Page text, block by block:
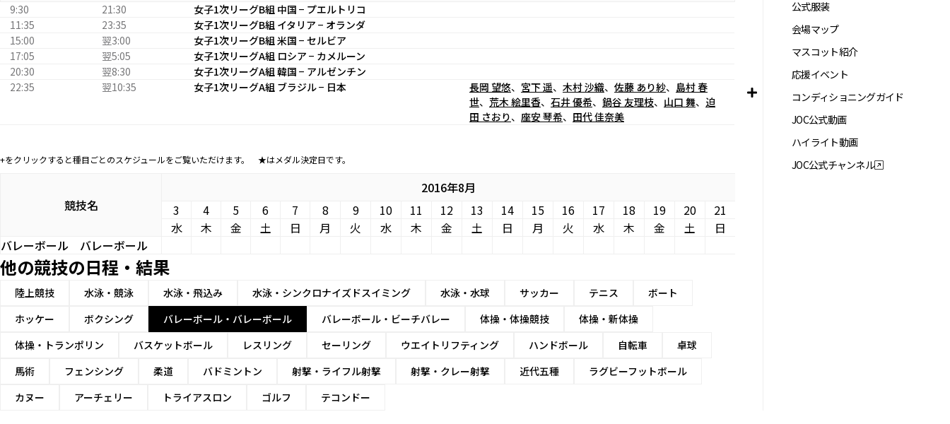
9:30
21:30
女子1次リーグB組 中国 − プエルトリコ
11:35
23:35
女子1次リーグB組 イタリア − オランダ
15:00
翌3:00
女子1次リーグB組 米国 − セルビア
17:05
翌5:05
女子1次リーグA組 ロシア − カメルーン
20:30
翌8:30
女子1次リーグA組 韓国 − アルゼンチン
22:35
翌10:35 女子1次リーグA組 ブラジル − 日本 長岡 望悠、 宮下 遥、 木村 沙織、 佐藤 あり紗、 島村 春
世、 荒木 絵里香、 石井 優希、 鍋谷 友理枝、 山口 舞、 迫
田 さおり、 座安 琴希、 田代 佳奈美
+をクリックすると種目ごとのスケジュールをご覧いただけます。 ★はメダル決定日です。
競技名
2016年8月
3
4 5 6 7 8 9 10 11 12 13 14 15 16 17 18 19 20
21
水
木 金 土 日 月 火 水 木 金 土 日 月 火 水 木 金 土
日
バレーボール バレーボール
他の競技の日程・結果
陸上競技 水泳・競泳 水泳・飛込み 水泳・シンクロナイズドスイミング 水泳・水球 サッカー テニス
ボート
ホッケー
ボクシング バレーボール・バレーボール バレーボール・ビーチバレー 体操・体操競技
体操・新体操
体操・トランポリン
バスケットボール レスリング セーリング ウエイトリフティング ハンドボール 自転車
卓球
馬術
フェンシング 柔道 バドミントン 射撃・ライフル射撃 射撃・クレー射撃 近代五種
ラグビーフットボール
カヌー
アーチェリー トライアスロン ゴルフ テコンドー
公式服装
会場マップ
マスコット紹介
応援イベント
コンディショニングガイド
JOC公式動画
ハイライト動画
JOC公式チャンネル